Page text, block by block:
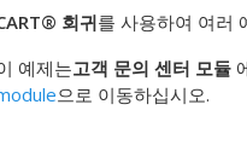
회귀를 사용하여 여러
예제는고객 문의 센터 모듈
으로 이동하십시오.